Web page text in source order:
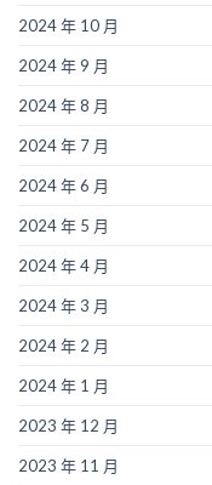
2024 年 10 月
2024 年 9 月
2024 年 8 月
2024 年 7 月
2024 年 6 月
2024 年 5 月
2024 年 4 月
2024 年 3 月
2024 年 2 月
2024 年 1 月
2023 年 12 月
2023 年 11 月